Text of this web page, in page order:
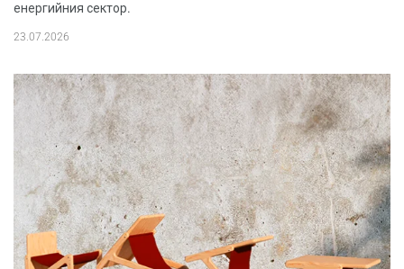
енергийния сектор.
23.07.2026